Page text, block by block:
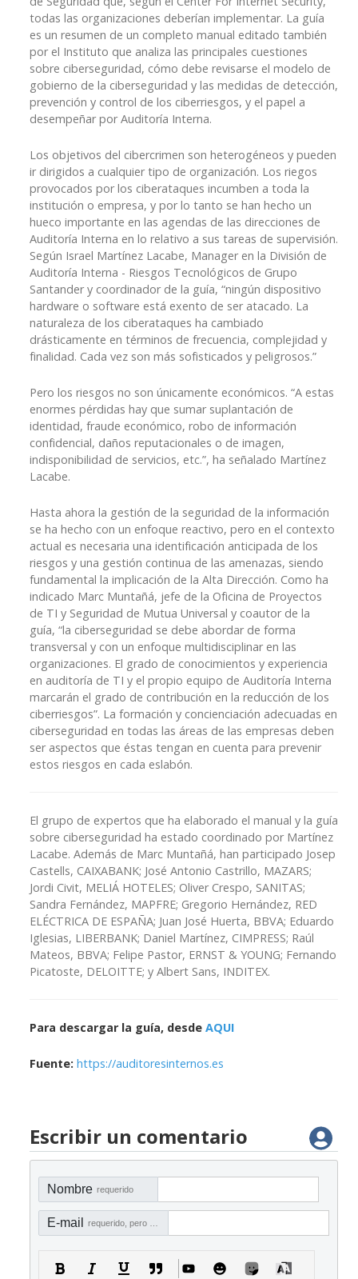
todas las organizaciones deberían implementar. La guía
es un resumen de un completo manual editado también
por el Instituto que analiza las principales cuestiones
sobre ciberseguridad, cómo debe revisarse el modelo de
gobierno de la ciberseguridad y las medidas de detección,
prevención y control de los ciberriesgos, y el papel a
desempeñar por Auditoría Interna.
Los objetivos del cibercrimen son heterogéneos y pueden
ir dirigidos a cualquier tipo de organización. Los riegos
provocados por los ciberataques incumben a toda la
institución o empresa, y por lo tanto se han hecho un
hueco importante en las agendas de las direcciones de
Auditoría Interna en lo relativo a sus tareas de supervisión.
Según Israel Martínez Lacabe, Manager en la División de
Auditoría Interna - Riesgos Tecnológicos de Grupo
Santander y coordinador de la guía, “ningún dispositivo
hardware o software está exento de ser atacado. La
naturaleza de los ciberataques ha cambiado
drásticamente en términos de frecuencia, complejidad y
finalidad. Cada vez son más sofisticados y peligrosos.”
Pero los riesgos no son únicamente económicos. “A estas
enormes pérdidas hay que sumar suplantación de
identidad, fraude económico, robo de información
confidencial, daños reputacionales o de imagen,
indisponibilidad de servicios, etc.”, ha señalado Martínez
Lacabe.
Hasta ahora la gestión de la seguridad de la información
se ha hecho con un enfoque reactivo, pero en el contexto
actual es necesaria una identificación anticipada de los
riesgos y una gestión continua de las amenazas, siendo
fundamental la implicación de la Alta Dirección. Como ha
indicado Marc Muntañá, jefe de la Oficina de Proyectos
de TI y Seguridad de Mutua Universal y coautor de la
guía, “la ciberseguridad se debe abordar de forma
transversal y con un enfoque multidisciplinar en las
organizaciones. El grado de conocimientos y experiencia
en auditoría de TI y el propio equipo de Auditoría Interna
marcarán el grado de contribución en la reducción de los
ciberriesgos”. La formación y concienciación adecuadas en
ciberseguridad en todas las áreas de las empresas deben
ser aspectos que éstas tengan en cuenta para prevenir
estos riesgos en cada eslabón.
El grupo de expertos que ha elaborado el manual y la guía
sobre ciberseguridad ha estado coordinado por Martínez
Lacabe. Además de Marc Muntañá, han participado Josep
Castells, CAIXABANK; José Antonio Castrillo, MAZARS;
Jordi Civit, MELIÁ HOTELES; Oliver Crespo, SANITAS;
Sandra Fernández, MAPFRE; Gregorio Hernández, RED
ELÉCTRICA DE ESPAÑA; Juan José Huerta, BBVA; Eduardo
Iglesias, LIBERBANK; Daniel Martínez, CIMPRESS; Raúl
Mateos, BBVA; Felipe Pastor, ERNST & YOUNG; Fernando
Picatoste, DELOITTE; y Albert Sans, INDITEX.
Para descargar la guía, desde AQUI
Fuente: https://auditoresinternos.es
Escribir un comentario
Nombre requerido
E-mail